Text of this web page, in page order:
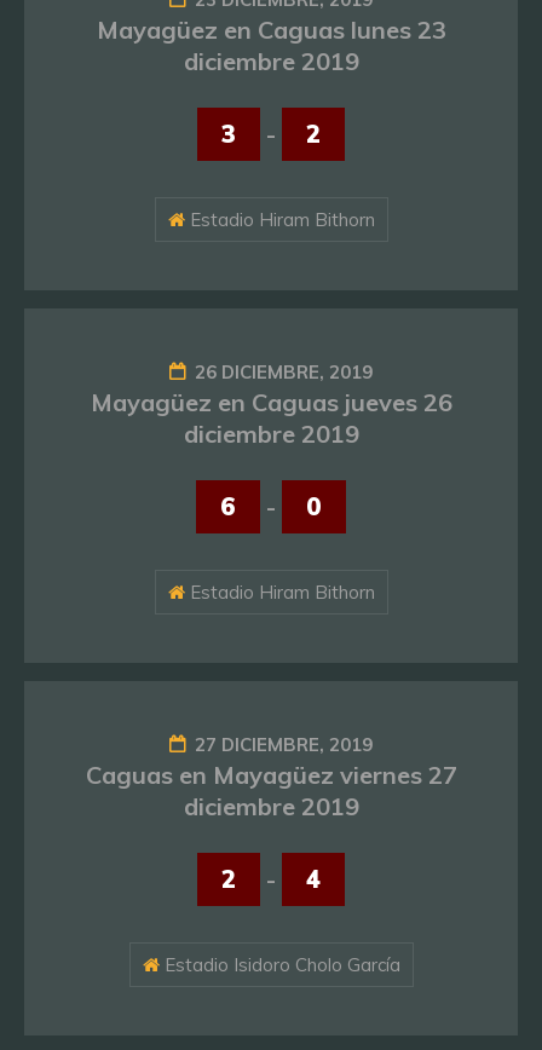
Mayagüez en Caguas lunes 23
diciembre 2019
3 - 2
Estadio Hiram Bithorn
26 DICIEMBRE, 2019
Mayagüez en Caguas jueves 26
diciembre 2019
6 - 0
Estadio Hiram Bithorn
27 DICIEMBRE, 2019
Caguas en Mayagüez viernes 27
diciembre 2019
2 - 4
Estadio Isidoro Cholo García